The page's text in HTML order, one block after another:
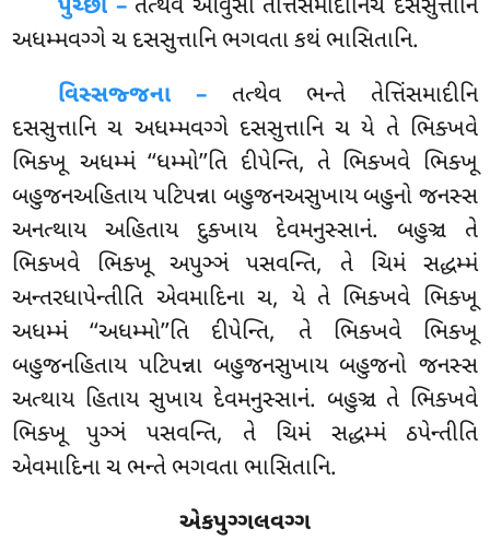
પુચ્છા –તત્થેવ આવુસો તેત્તિંસમાદીનિચ દસસુત્તાનિ
અધમ્મવગ્ગે ચ દસસુત્તાનિ ભગવતા કથં ભાસિતાનિ.
વિસ્સજ્જના –તત્થેવ ભન્તે તેત્તિંસમાદીનિ
દસસુત્તાનિ ચ અધમ્મવગ્ગે દસસુત્તાનિ ચ યે તે ભિક્ખવે
ભિક્ખૂ અધમ્મં ‘‘ધમ્મો’’તિ દીપેન્તિ, તે ભિક્ખવે ભિક્ખૂ
બહુજનઅહિતાય પટિપન્ના બહુજનઅસુખાય બહુનો જનસ્સ
અનત્થાય અહિતાય દુક્ખાય દેવમનુસ્સાનં. બહુઞ્ચ તે
ભિક્ખવે ભિક્ખૂ અપુઞ્ઞં પસવન્તિ, તે ચિમં સદ્ધમ્મં
અન્તરધાપેન્તીતિ એવમાદિના ચ, યે તે ભિક્ખવે ભિક્ખૂ
અધમ્મં ‘‘અધમ્મો’’તિ દીપેન્તિ, તે ભિક્ખવે ભિક્ખૂ
બહુજનહિતાય પટિપન્ના બહુજનસુખાય બહુજનો જનસ્સ
અત્થાય હિતાય સુખાય દેવમનુસ્સાનં. બહુઞ્ચ તે ભિક્ખવે
ભિક્ખૂ પુઞ્ઞં પસવન્તિ, તે ચિમં સદ્ધમ્મં ઠપેન્તીતિ
એવમાદિના ચ ભન્તે ભગવતા ભાસિતાનિ.
એકપુગ્ગલવગ્ગ